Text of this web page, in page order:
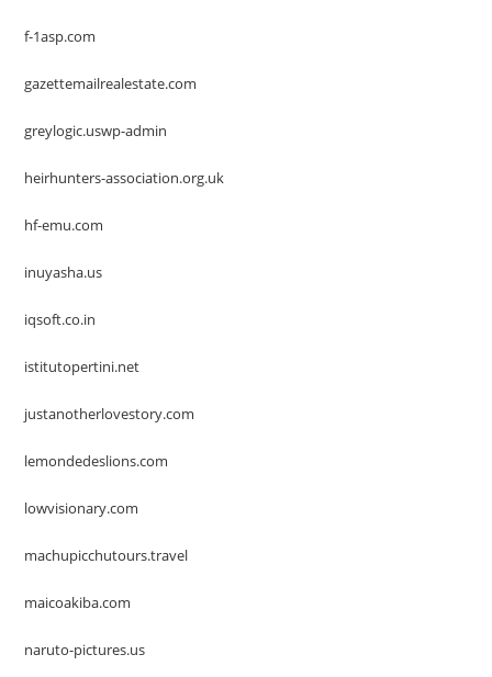
f-1asp.com
gazettemailrealestate.com
greylogic.uswp-admin
heirhunters-association.org.uk
hf-emu.com
inuyasha.us
iqsoft.co.in
istitutopertini.net
justanotherlovestory.com
lemondedeslions.com
lowvisionary.com
machupicchutours.travel
maicoakiba.com
naruto-pictures.us